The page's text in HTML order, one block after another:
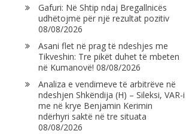
Gafuri: Në Shtip ndaj Bregallnicës
udhëtojmë për një rezultat pozitiv
08/08/2026
Asani flet në prag të ndeshjes me
Tikveshin: Tre pikët duhet të mbeten
në Kumanovë! 08/08/2026
Analiza e vendimeve të arbitrëve në
ndeshjen Shkëndija (H) – Sileksi, VAR-i
me në krye Benjamin Kerimin
ndërhyri saktë në tre situata
08/08/2026